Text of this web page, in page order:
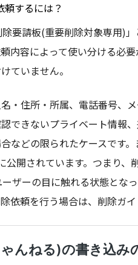
するには？
要請板(重要削除対象専用)
内容によって使い分ける必
ていません。
・住所・所属、電話番号、
できないプライベート情報
などの限られたケースです
開されています。つまり、
ザーの⽬に触れる状態とな
依頼を⾏う場合は、削除ガ